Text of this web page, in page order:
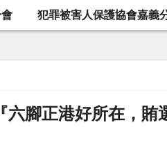
犯罪被害人保護協會嘉義
腳正港好所在，賄